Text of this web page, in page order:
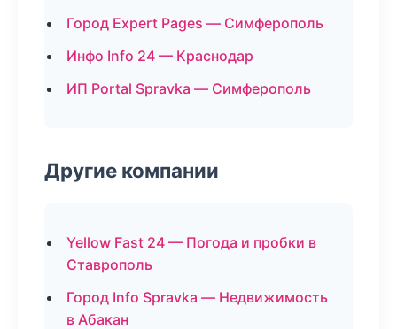
Город Expert Pages — Симферополь
Инфо Info 24 — Краснодар
ИП Portal Spravka — Симферополь
Другие компании
Yellow Fast 24 — Погода и пробки в
Ставрополь
Город Info Spravka — Недвижимость
в Абакан